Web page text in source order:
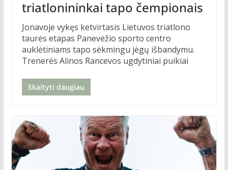
triatlonininkai tapo čempionais
Jonavoje vykęs ketvirtasis Lietuvos triatlono
taurės etapas Panevėžio sporto centro
auklėtiniams tapo sėkmingu jėgų išbandymu.
Trenerės Alinos Rancevos ugdytiniai puikiai
Skaityti daugiau